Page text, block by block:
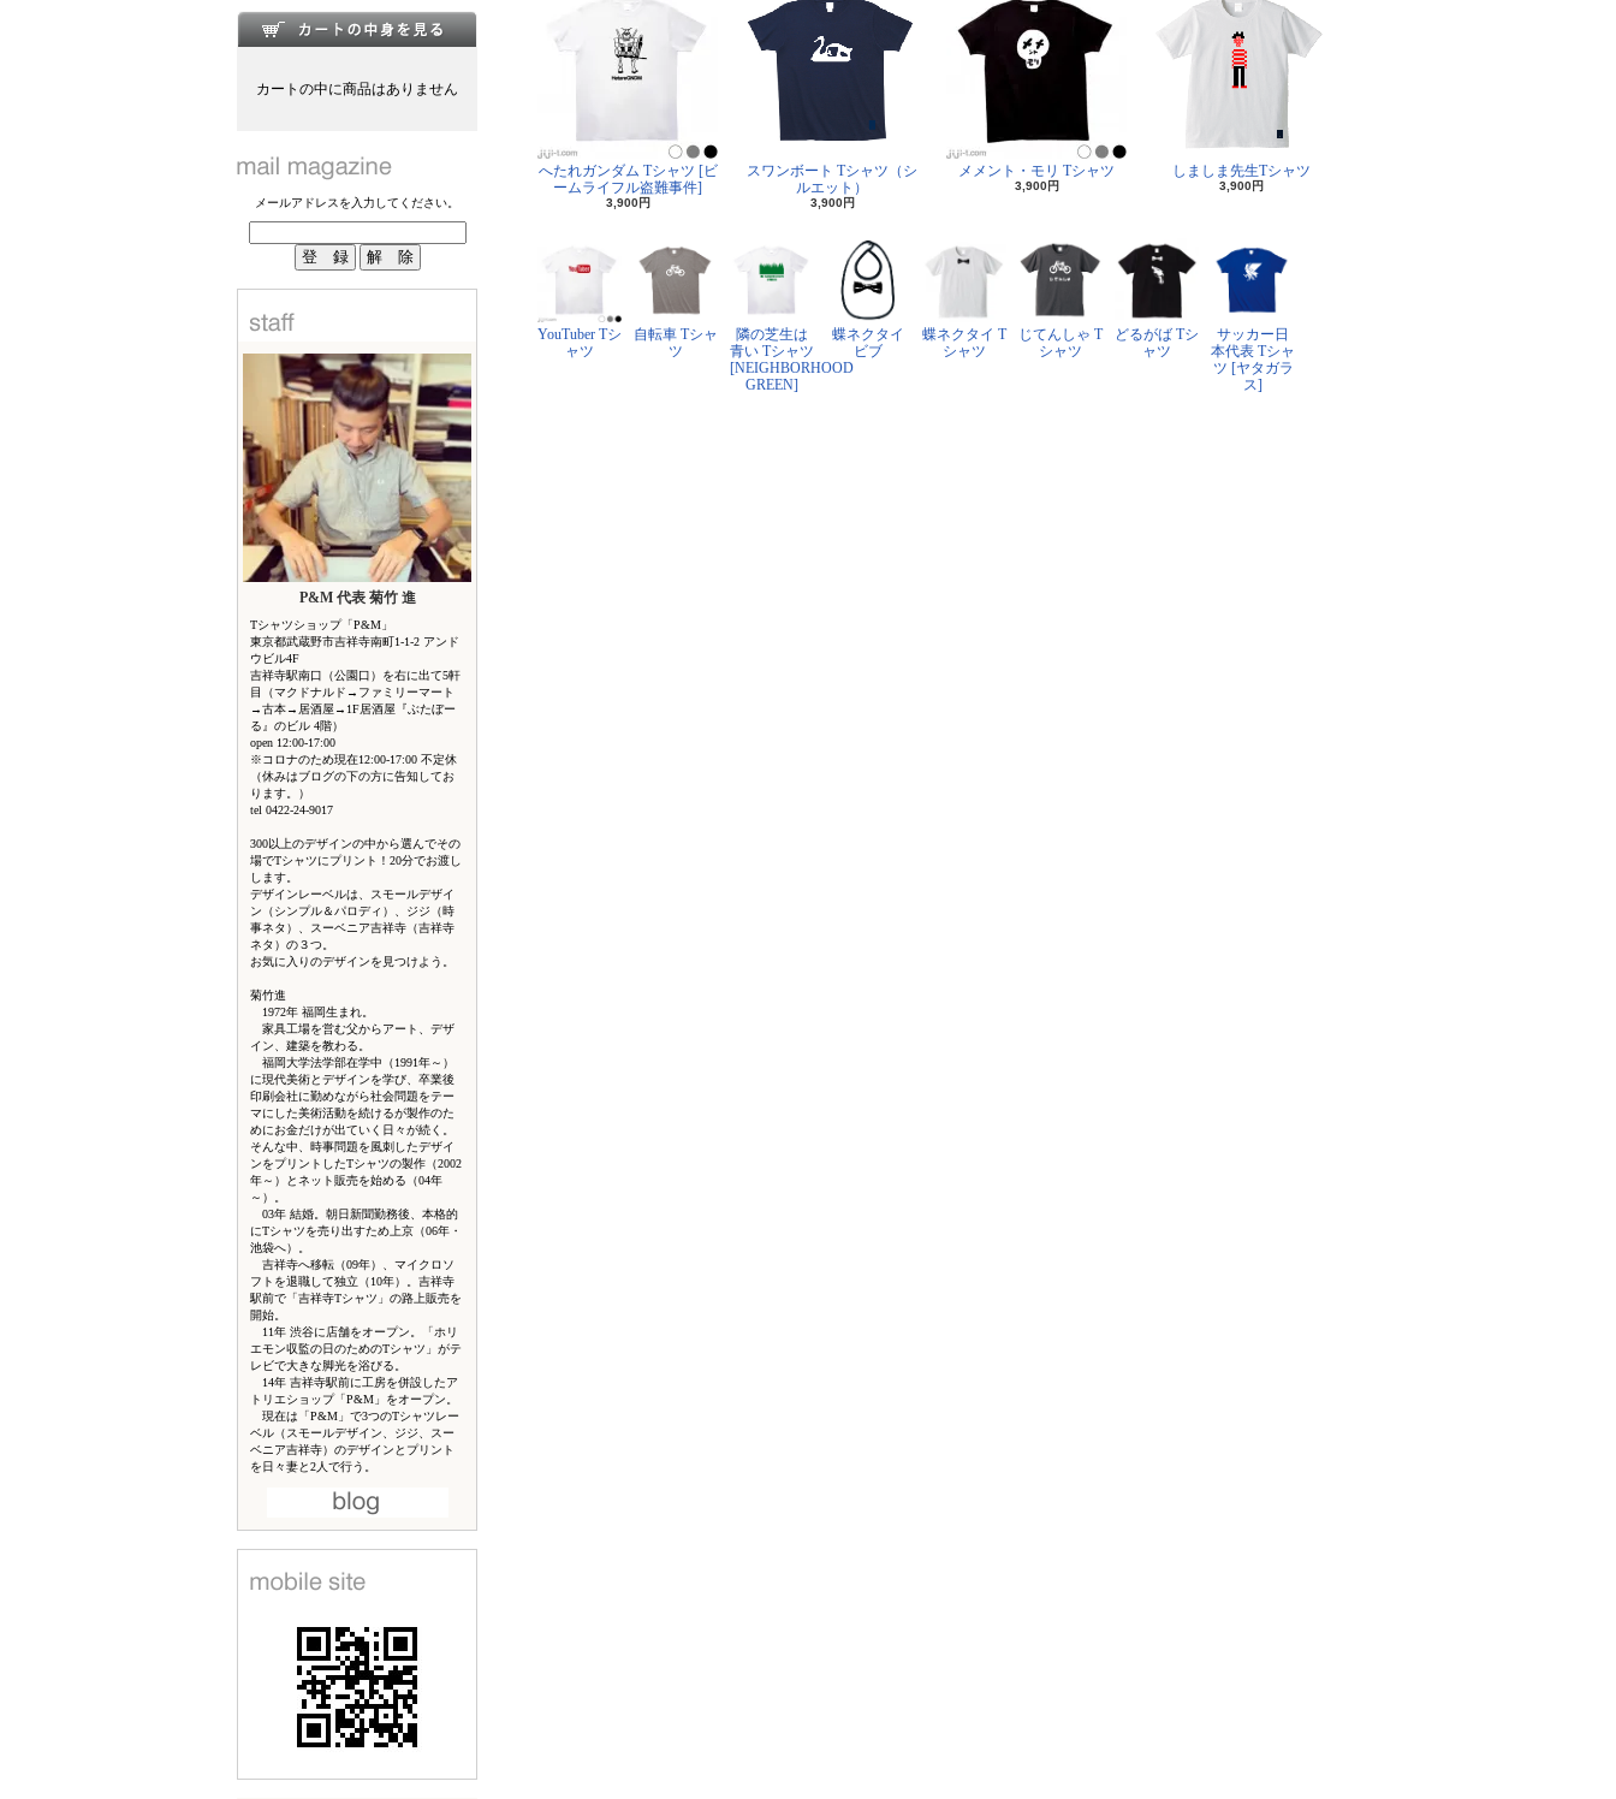
カートの中に商品はありません
メールアドレスを入力してください。
P&M 代表 菊竹 進
Tシャツショップ「P&M」
東京都武蔵野市吉祥寺南町1-1-2 アンド
ウビル4F
吉祥寺駅南口（公園口）を右に出て5軒
目（マクドナルド→ファミリーマート
→古本→居酒屋→1F居酒屋『ぶたぼー
る』のビル 4階）
open 12:00-17:00
※コロナのため現在12:00-17:00 不定休
（休みはブログの下の方に告知してお
ります。）
tel 0422-24-9017
300以上のデザインの中から選んでその
場でTシャツにプリント！20分でお渡し
します。
デザインレーベルは、スモールデザイ
ン（シンプル＆パロディ）、ジジ（時
事ネタ）、スーベニア吉祥寺（吉祥寺
ネタ）の３つ。
お気に入りのデザインを見つけよう。
菊竹進
1972年 福岡生まれ。
家具工場を営む父からアート、デザ
イン、建築を教わる。
福岡大学法学部在学中（1991年～）
に現代美術とデザインを学び、卒業後
印刷会社に勤めながら社会問題をテー
マにした美術活動を続けるが製作のた
めにお金だけが出ていく日々が続く。
そんな中、時事問題を風刺したデザイ
ンをプリントしたTシャツの製作（2002
年～）とネット販売を始める（04年
～）。
03年 結婚。朝日新聞勤務後、本格的
にTシャツを売り出すため上京（06年・
池袋へ）。
吉祥寺へ移転（09年）、マイクロソ
フトを退職して独立（10年）。吉祥寺
駅前で「吉祥寺Tシャツ」の路上販売を
開始。
11年 渋谷に店舗をオープン。「ホリ
エモン収監の日のためのTシャツ」がテ
レビで大きな脚光を浴びる。
14年 吉祥寺駅前に工房を併設したア
トリエショップ「P&M」をオープン。
現在は「P&M」で3つのTシャツレー
ベル（スモールデザイン、ジジ、スー
ベニア吉祥寺）のデザインとプリント
を日々妻と2人で行う。
へたれガンダム Tシャツ [ビ
ームライフル盗難事件]
3,900円
スワンボート Tシャツ（シ
ルエット）
3,900円
メメント・モリ Tシャツ
3,900円
しましま先生Tシャツ
3,900円
YouTuber Tシ
ャツ
自転車 Tシャ
ツ
隣の芝生は
青い Tシャツ
[NEIGHBORHOOD
GREEN]
蝶ネクタイ
ビブ
蝶ネクタイ T
シャツ
じてんしゃ T
シャツ
どるがば Tシ
ャツ
サッカー日
本代表 Tシャ
ツ [ヤタガラ
ス]